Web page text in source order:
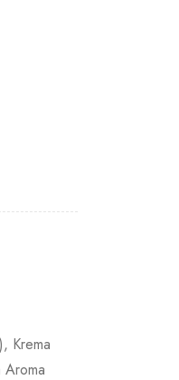
Krema
Aroma